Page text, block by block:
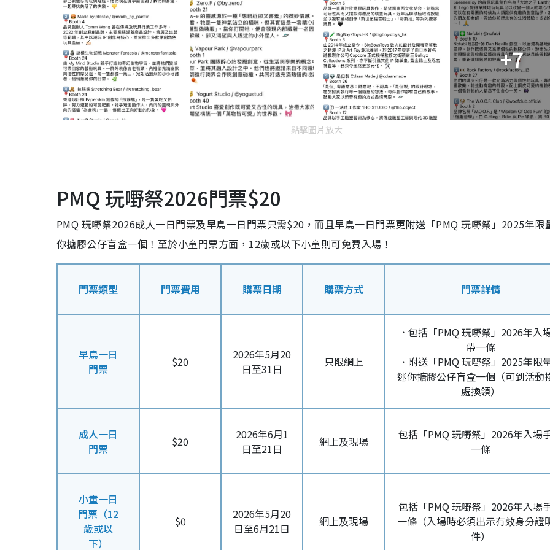
+7
點擊圖片放大
PMQ 玩嘢祭2026門票$20
PMQ 玩嘢祭2026成人一日門票及早鳥一日門票只需$20，而且早鳥一日門票更附送「PMQ 玩嘢祭」2025年限
你搪膠公仔盲盒一個！至於小童門票方面，12歲或以下小童則可免費入場！
門票類型 門票費用 購票日期 購票方式 門票詳情
早鳥一日
門票
$20
2026年5月20
日至31日
只限網上
．包括「PMQ 玩嘢祭」2026年入
帶一條
．附送「PMQ 玩嘢祭」2025年限
迷你搪膠公仔盲盒一個（可到活動
處換領）
成人一日
門票
$20
2026年6月1
日至21日
網上及現場
包括「PMQ 玩嘢祭」2026年入場
一條
小童一日
門票（12
歲或以
下）
$0
2026年5月20
日至6月21日
網上及現場
包括「PMQ 玩嘢祭」2026年入場
一條（入場時必須出示有效身分證
件）